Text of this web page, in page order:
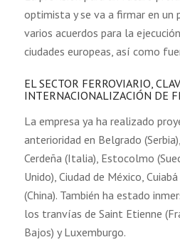
optimista y se va a firmar en
varios acuerdos para la
ciudades europeas, así como
EL SECTOR FERROVIARIO,
INTERNACIONALIZACIÓN DE
La empresa ya ha realizado
anterioridad en Belgrado
Cerdeña (Italia), Estocolmo
Unido), Ciudad de México,
(China). También ha estado
los tranvías de Saint Etienne
Bajos) y Luxemburgo.